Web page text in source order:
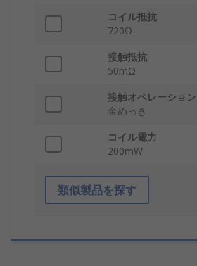
コイル抵抗
720Ω
接触抵抗
50mΩ
接触オペレーション
金めっき
コイル電力
200mW
類似製品を探す